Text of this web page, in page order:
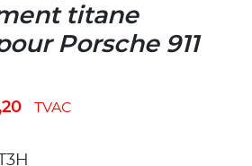
titane
Porsche 911
TVAC